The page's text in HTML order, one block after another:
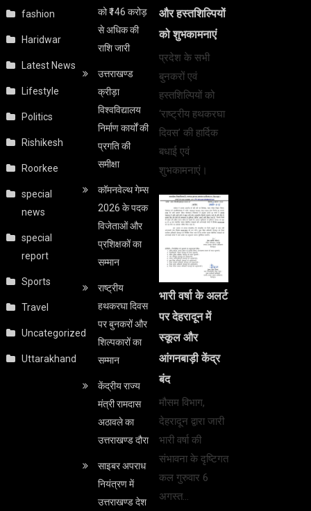
fashion
Haridwar
Latest News
Lifestyle
Politics
Rishikesh
Roorkee
special
news
special
report
Sports
Travel
Uncategorized
Uttarakhand
को ₹146 करोड़
से अधिक की
राशि जारी
उत्तराखण्ड
क्रीड़ा
विश्वविद्यालय
निर्माण कार्यों की
प्रगति की
समीक्षा
कॉमनवेल्थ गेम्स
2026 के पदक
विजेताओं और
प्रशिक्षकों का
सम्मान
राष्ट्रीय
हथकरघा दिवस
पर बुनकरों और
शिल्पकारों का
सम्मान
केंद्रीय राज्य
मंत्री रामदास
अठावले का
उत्तराखण्ड दौरा
साइबर अपराध
नियंत्रण में
उत्तराखण्ड देश
और हस्तशिल्पियों
को शुभकामनाएं
प्रदेश के सभी
बुनकरों एवं
हस्तशिल्पियों को
‘राष्ट्रीय हथकरघा
दिवस’ की हार्दिक
बधाई एवं
शुभकामनाएं।
भारी वर्षा के अलर्ट
पर देहरादून में
स्कूल और
आंगनबाड़ी केंद्र
बंद
मौसम विभाग,
देहरादून द्वारा जारी
भारी वर्षा की
संभावना के दृष्टिगत
कल गुरुवार 6
अगस्त…